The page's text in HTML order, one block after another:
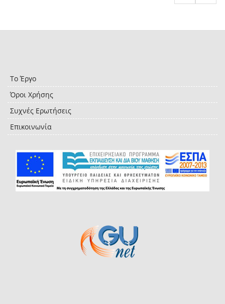
Το Έργο
Όροι Χρήσης
Συχνές Ερωτήσεις
Επικοινωνία